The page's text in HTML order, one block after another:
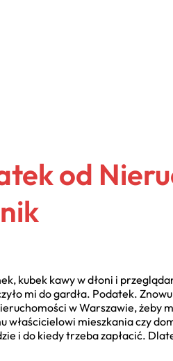
od
kubek kawy w dłoni i
mi do gardła. Podatek.
w Warszawie, żeby
mieszkania czy
i do kiedy trzeba zapłacić.